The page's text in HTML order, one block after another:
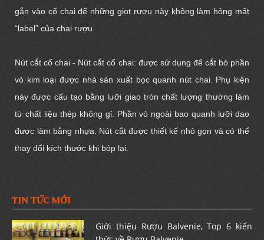
gắn vào cổ chai để những giọt rượu này không làm hỏng mất
“label” của chai rượu.
Nút cắt cổ chai - Nút cắt cổ chai: được sử dụng để cắt bỏ phần
vỏ kim loại được nhà sản xuất bọc quanh nút chai. Phụ kiện
này được cấu tạo bằng lưỡi giao tròn chất lượng thường làm
từ chất liệu thép không gỉ. Phần vỏ ngoài bao quanh lưỡi dao
được làm bằng nhựa. Nút cắt được thiết kế nhỏ gọn và có thể
thay đổi kích thước khi bóp lại.
TIN TỨC MỚI
Giới thiệu Rượu Balvenie, Top 6 kiến